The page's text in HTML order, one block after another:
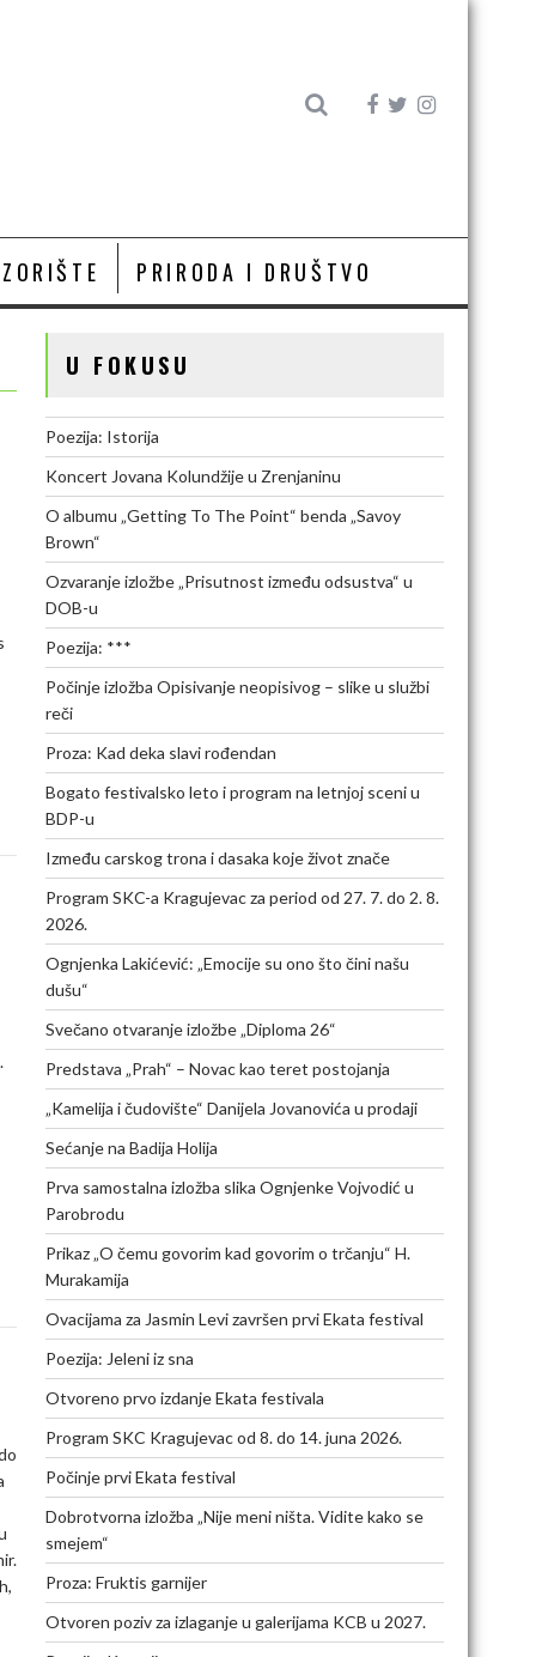
PRIRODA I DRUŠTVO
U FOKUSU
Poezija: Istorija
Koncert Jovana Kolundžije u Zrenjaninu
O albumu „Getting To The Point“ benda „Savoy
Brown“
Ozvaranje izložbe „Prisutnost između odsustva“ u
DOB-u
Poezija: ***
Počinje izložba Opisivanje neopisivog – slike u službi
reči
Proza: Kad deka slavi rođendan
Bogato festivalsko leto i program na letnjoj sceni u
BDP-u
Između carskog trona i dasaka koje život znače
Program SKC-a Kragujevac za period od 27. 7. do 2. 8.
2026.
Ognjenka Lakićević: „Emocije su ono što čini našu
dušu“
Svečano otvaranje izložbe „Diploma 26“
Predstava „Prah“ – Novac kao teret postojanja
„Kamelija i čudovište“ Danijela Jovanovića u prodaji
Sećanje na Badija Holija
Prva samostalna izložba slika Ognjenke Vojvodić u
Parobrodu
Prikaz „O čemu govorim kad govorim o trčanju“ H.
Murakamija
Ovacijama za Jasmin Levi završen prvi Ekata festival
Poezija: Jeleni iz sna
Otvoreno prvo izdanje Ekata festivala
Program SKC Kragujevac od 8. do 14. juna 2026.
Počinje prvi Ekata festival
Dobrotvorna izložba „Nije meni ništa. Vidite kako se
smejem“
Proza: Fruktis garnijer
Otvoren poziv za izlaganje u galerijama KCB u 2027.